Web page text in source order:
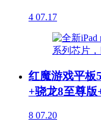
4 07.17
红魔游戏平板
+骁龙8至尊
8 07.20